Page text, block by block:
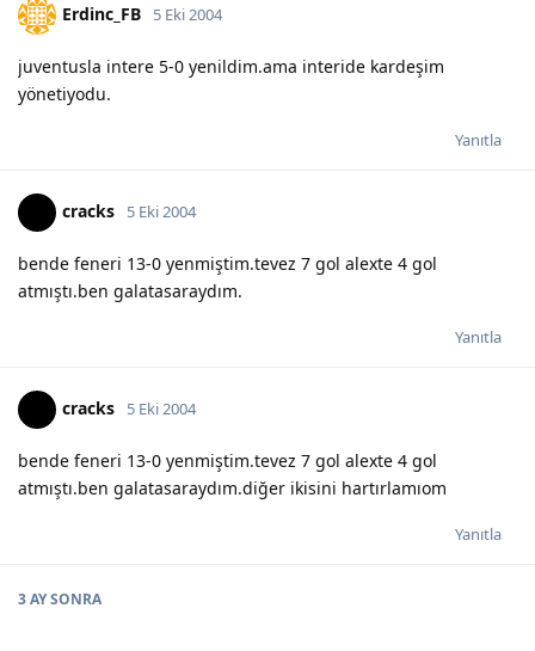
Erdinc_FB 5 Eki 2004
juventusla intere 5-0 yenildim.ama interide kardeşim
yönetiyodu.
Yanıtla
cracks 5 Eki 2004
bende feneri 13-0 yenmiştim.tevez 7 gol alexte 4 gol
atmıştı.ben galatasaraydım.
Yanıtla
cracks 5 Eki 2004
bende feneri 13-0 yenmiştim.tevez 7 gol alexte 4 gol
atmıştı.ben galatasaraydım.diğer ikisini hartırlamıom
Yanıtla
3 AYSONRA